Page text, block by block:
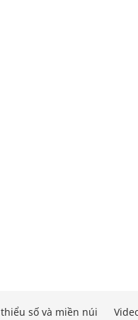
số và miền núi